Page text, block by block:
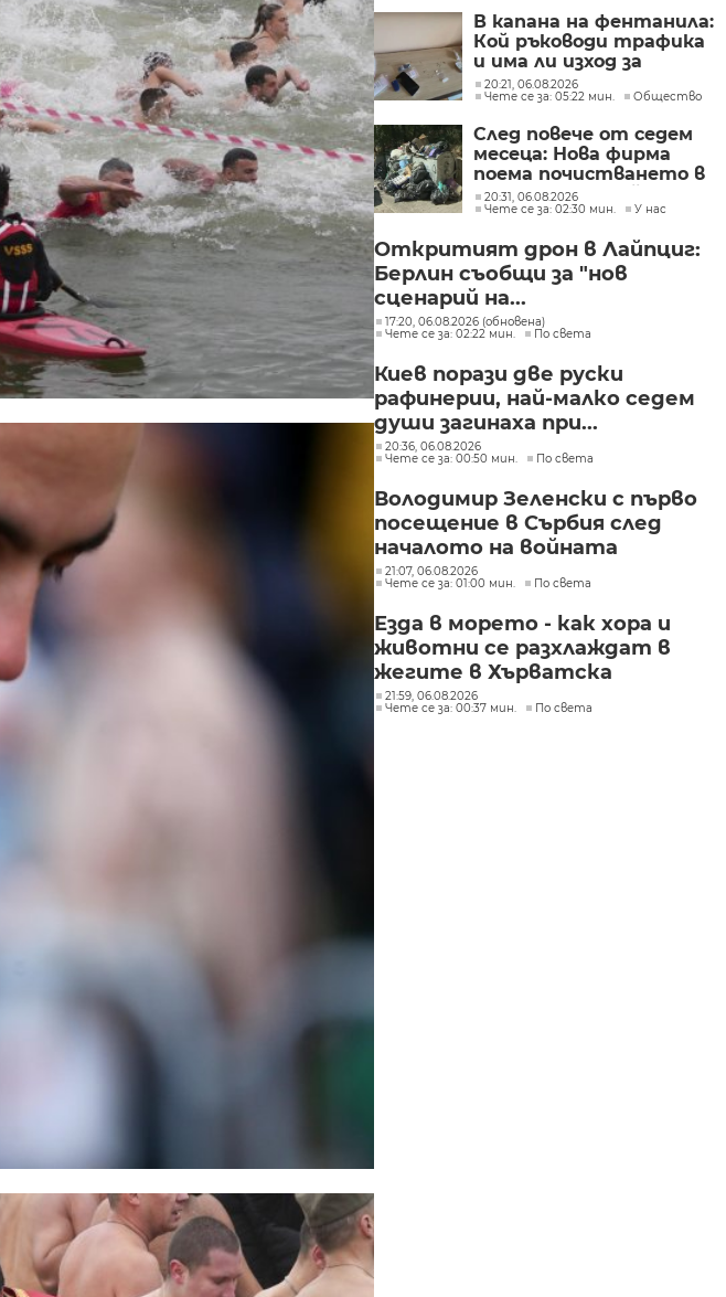
В капана на фентанила:
Кой ръководи трафика
и има ли изход за
пристрастените?
20:21, 06.08.2026
Чете се за: 05:22 мин.
Общество
След повече от седем
месеца: Нова фирма
поема почистването в
столичните райони
"Слатина", "Подуяне" и
20:31, 06.08.2026
Чете се за: 02:30 мин.
У нас
Откритият дрон в Лайпциг:
Берлин съобщи за "нов
сценарий на...
17:20, 06.08.2026 (обновена)
Чете се за: 02:22 мин.
По света
Киев порази две руски
рафинерии, най-малко седем
души загинаха при...
20:36, 06.08.2026
Чете се за: 00:50 мин.
По света
Володимир Зеленски с първо
посещение в Сърбия след
началото на войната
21:07, 06.08.2026
Чете се за: 01:00 мин.
По света
Езда в морето - как хора и
животни се разхлаждат в
жегите в Хърватска
21:59, 06.08.2026
Чете се за: 00:37 мин.
По света